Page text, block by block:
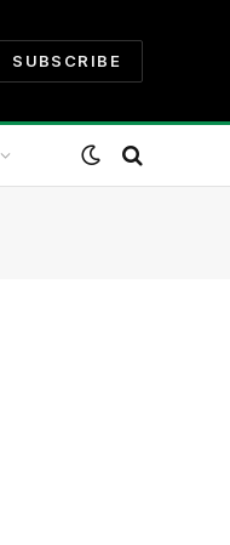
SUBSCRIBE